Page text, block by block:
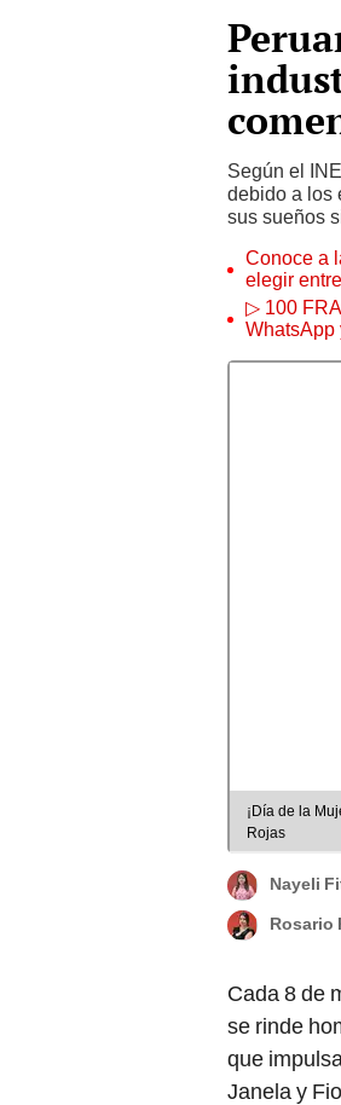
Según el
debido a los
sus sueños
Conoce a
elegir
▷ 100
WhatsApp
¡Día de la
Rojas
Nayeli
Rosario
Cada 8 de
se rinde
que
Janela y